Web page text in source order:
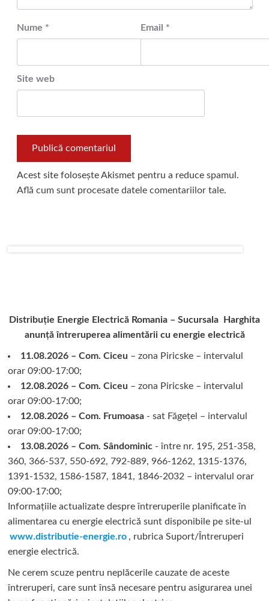
Nume * Email *
Site web
Acest site folosește Akismet pentru a reduce spamul.
Află cum sunt procesate datele comentariilor tale.
Distribuție Energie Electrică Romania – Sucursala Harghita
anunță întreruperea alimentării cu energie electrică
11.08.2026 – Com. Ciceu – zona Piricske – intervalul
orar 09:00-17:00;
12.08.2026 – Com. Ciceu – zona Piricske – intervalul
orar 09:00-17:00;
12.08.2026 – Com. Frumoasa- sat Făgețel – intervalul
orar 09:00-17:00;
13.08.2026 – Com. Sândominic- între nr. 195, 251-358,
360, 366-537, 550-692, 792-889, 966-1262, 1315-1376,
1391-1532, 1586-1587, 1841, 1846-2032 – intervalul orar
09:00-17:00;
Informațiile actualizate despre întreruperile planificate în
alimentarea cu energie electrică sunt disponibile pe site-ul
www.distributie-energie.ro , rubrica Suport/Întreruperi
energie electrică.
Ne cerem scuze pentru neplăcerile cauzate de aceste
întreruperi, care sunt însă necesare pentru asigurarea unei